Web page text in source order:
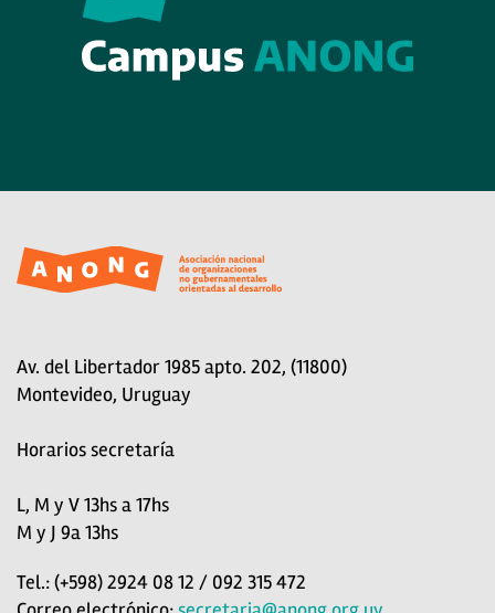
Av. del Libertador 1985 apto. 202, (11800)
Montevideo, Uruguay
Horarios secretaría
L, M y V 13hs a 17hs
M y J 9a 13hs
Tel.: (+598) 2924 08 12 / 092 315 472